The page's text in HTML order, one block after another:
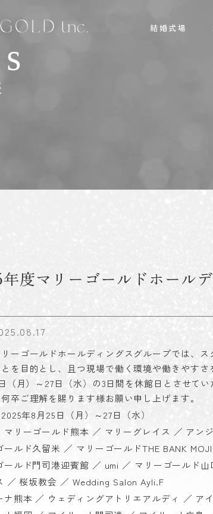
結婚式場
年度マリーゴールドホール
ーゴールドホールディングスグループでは、
を目的とし、且つ現場で働く環境や働きやす
（月）～27日（水）の3日間を休館日とさせて
卒ご理解を賜ります様お願い申し上げます。
年8月25日（月）～27日（水）
マリーゴールド熊本 ／ マリーグレイス ／ アン
ールド久留米 ／ マリーゴールドTHE BANK
ールド門司港迎賓館 ／ umi ／ マリーゴールド山
／ 桜坂教会 ／ Wedding Salon Ayli.F
ナ熊本 ／ ウェディングアトリエアルディ ／ ア